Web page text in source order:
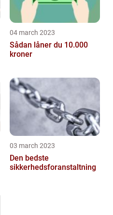
04 march 2023
Sådan låner du 10.000
kroner
03 march 2023
Den bedste
sikkerhedsforanstaltning